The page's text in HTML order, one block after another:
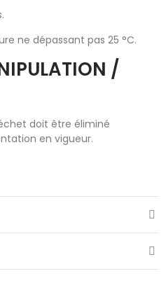
ne dépassant pas 25 °C.
/
doit être éliminé
en vigueur.